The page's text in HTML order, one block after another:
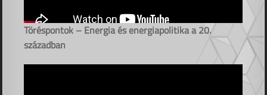
Töréspontok – Energia és energiapolitika a 20.
században